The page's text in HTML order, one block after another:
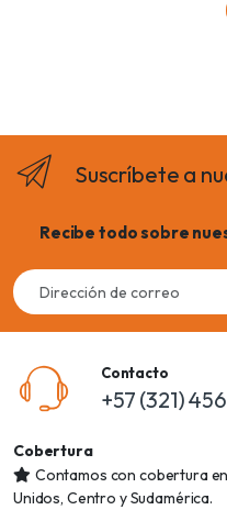
Suscríbete a
Recibe todo sobre
Email
address
Contacto
+57 (321)
Cobertura
Contamos con cobertura
Unidos, Centro y Sudamérica.